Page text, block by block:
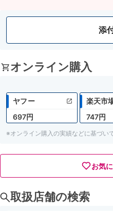
添
オンライン購入
ヤフー
697円
楽天市
747円
※オンライン購入の実績などに基づい
お気
取扱店舗の検索